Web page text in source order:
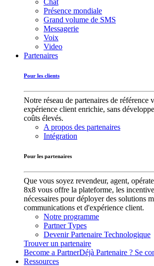
Présence mondiale
Grand volume de SMS
Messagerie
Voix
Video
Partenaires
Pour les clients
Notre réseau de partenaires de référence
expérience client enrichie, sans
coûts élevés.
A propos des partenaires
Intégration
Pour les partenaires
Que vous soyez revendeur, agent,
8x8 vous offre la plateforme, les
nécessaires pour déployer des solutions
communications et d'expérience client.
Notre programme
Partner Types
Devenir Partenaire Technologique
Trouver un partenaire
Become a PartnerDéjà Partenaire ? Se
Ressources